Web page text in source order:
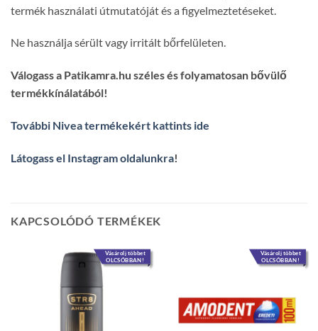
termék használati útmutatóját és a figyelmeztetéseket.
Ne használja sérült vagy irritált bőrfelületen.
Válogass a Patikamra.hu széles és folyamatosan bővülő
termékkínálatából!
További Nivea termékekért kattints ide
Látogass el Instagram oldalunkra!
KAPCSOLÓDÓ TERMÉKEK
Vásárolj többet
OLCSÓBBAN!
Vásárolj többet
OLCSÓBBAN!